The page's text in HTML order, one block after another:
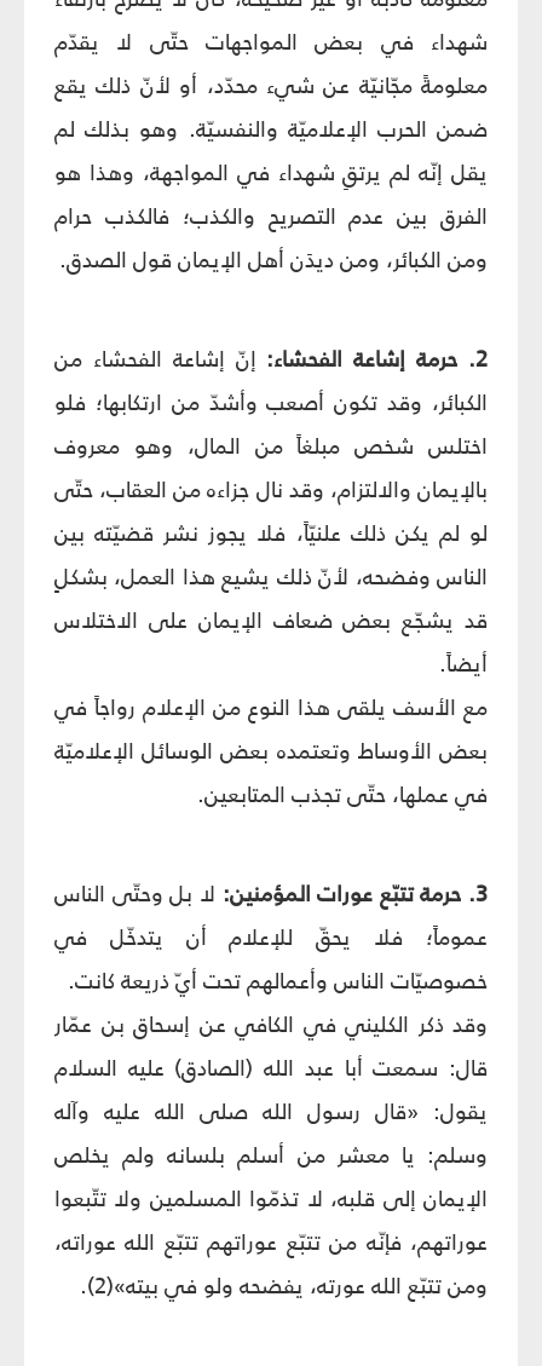
شهداء في بعض المواجهات حتّى لا يقدّم
معلومةً مجّانيّة عن شيء محدّد، أو لأنّ ذلك يقع
ضمن الحرب الإعلاميّة والنفسيّة. وهو بذلك لم
يقل إنّه لم يرتقِ شهداء في المواجهة، وهذا هو
الفرق بين عدم التصريح والكذب؛ فالكذب حرام
ومن الكبائر، ومن ديدَن أهل الإيمان قول الصدق.
2. حرمة إشاعة الفحشاء:
إنّ إشاعة الفحشاء من
الكبائر، وقد تكون أصعب وأشدّ من ارتكابها؛ فلو
اختلس شخص مبلغاً من المال، وهو معروف
بالإيمان والالتزام، وقد نال جزاءه من العقاب، حتّى
لو لم يكن ذلك علنيّاً، فلا يجوز نشر قضيّته بين
الناس وفضحه، لأنّ ذلك يشيع هذا العمل، بشكلٍ
قد يشجّع بعض ضعاف الإيمان على الاختلاس
أيضاً.
مع الأسف يلقى هذا النوع من الإعلام رواجاً في
بعض الأوساط وتعتمده بعض الوسائل الإعلاميّة
في عملها، حتّى تجذب المتابعين.
3. حرمة تتبّع عورات المؤمنين:
لا بل وحتّى الناس
عموماً؛ فلا يحقّ للإعلام أن يتدخّل في
خصوصيّات الناس وأعمالهم تحت أيّ ذريعة كانت.
وقد ذكر الكليني في الكافي عن إسحاق بن عمّار
قال: سمعت أبا عبد الله (الصادق) عليه السلام
يقول: «قال رسول الله صلى الله عليه وآله
وسلم: يا معشر من أسلم بلسانه ولم يخلص
الإيمان إلى قلبه، لا تذمّوا المسلمين ولا تتّبعوا
عوراتهم، فإنّه من تتبّع عوراتهم تتبّع الله عوراته،
ومن تتبّع الله عورته، يفضحه ولو في بيته»(2).